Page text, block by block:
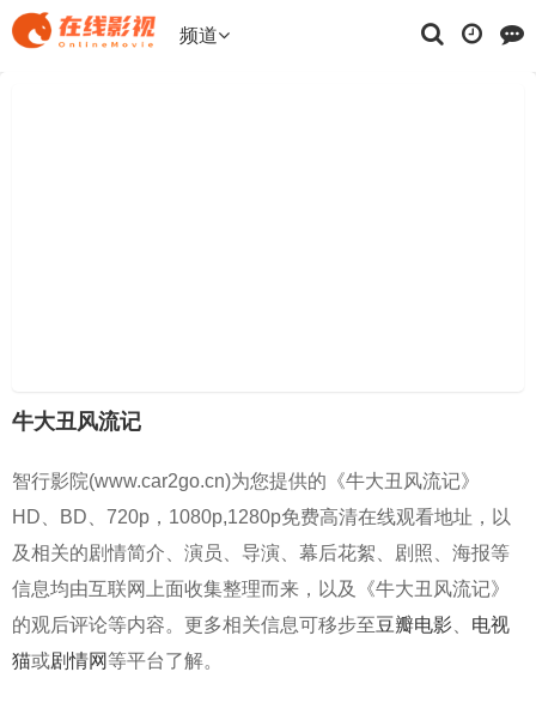
频道
牛大丑风流记
智行影院(www.car2go.cn)为您提供的《牛大丑风流记》
HD、BD、720p，1080p,1280p免费高清在线观看地址，以
及相关的剧情简介、演员、导演、幕后花絮、剧照、海报等
信息均由互联网上面收集整理而来，以及《牛大丑风流记》
的观后评论等内容。更多相关信息可移步至豆瓣电影
电视
猫或剧情网 等平台了解。